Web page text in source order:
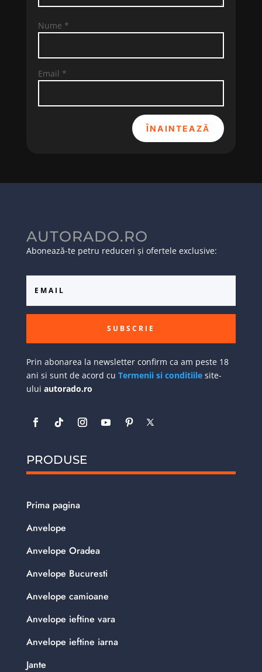
Nume *
Email *
ÎNAINTEAZĂ
AUTORADO.RO
Abonează-te petru reduceri și ofertele exclusive:
SUBSCRIE
Prin abonarea la newsletter confirm ca am peste 18
ani si sunt de acord cu Termenii si conditiilesite-
ului autorado.ro
PRODUSE
Prima pagina
Anvelope
Anvelope Oradea
Anvelope Bucuresti
Anvelope camioane
Anvelope ieftine vara
Anvelope ieftine iarna
Jante